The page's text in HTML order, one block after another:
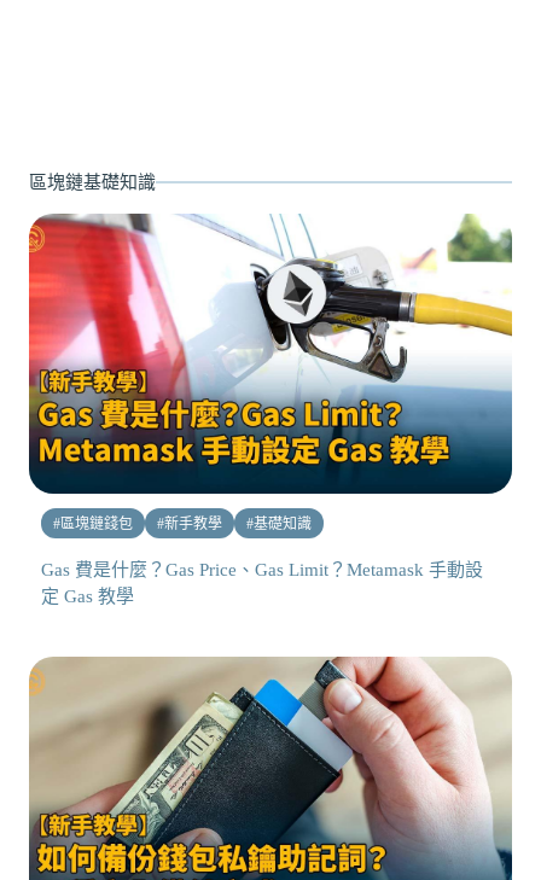
區塊鏈基礎知識
#區塊鏈錢包 #新手教學 #基礎知識
Gas 費是什麼？Gas Price、Gas Limit？Metamask 手動設
定 Gas 教學